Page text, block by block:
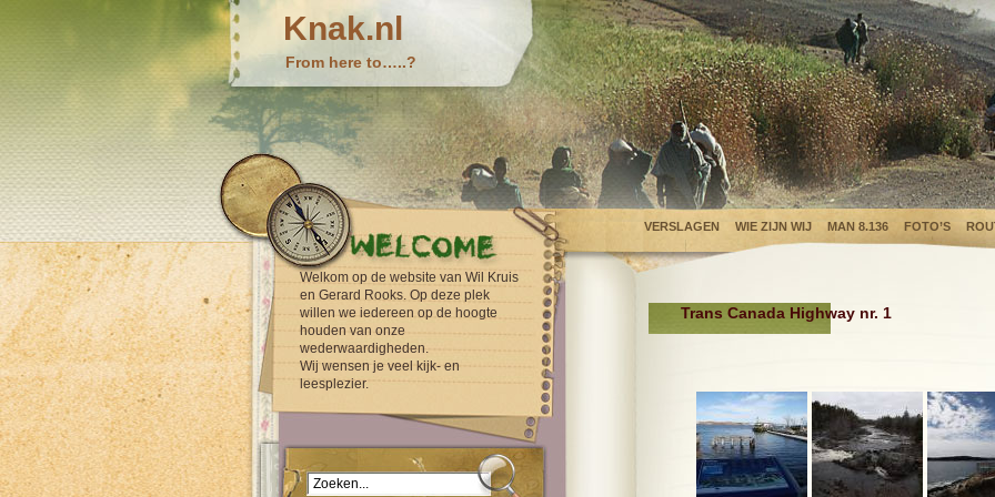
Knak.nl
From here to…..?
VERSLAGEN WIE ZIJN WIJ MAN 8.136 FOTO’S
Welkom op de website van Wil Kruis
en Gerard Rooks. Op deze plek
willen we iedereen op de hoogte
houden van onze
wederwaardigheden.
Wij wensen je veel kijk- en
leesplezier.
Trans Canada Highway nr. 1